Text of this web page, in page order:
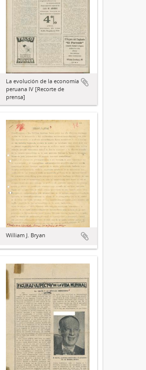
La evolución de la economía
peruana IV [Recorte de
prensa]
William J. Bryan